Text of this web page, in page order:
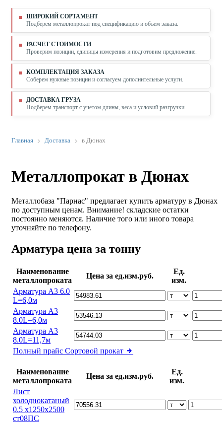
ШИРОКИЙ СОРТАМЕНТ
Подберем металлопрокат под спецификацию и объем заказа.
РАСЧЕТ СТОИМОСТИ
Проверим позиции, единицы измерения и подготовим предложение.
КОМПЛЕКТАЦИЯ ЗАКАЗА
Соберем нужные позиции и согласуем дополнительные услуги.
ДОСТАВКА ГРУЗА
Подберем транспорт с учетом длины, веса и условий разгрузки.
Главная Доставка в Дюнах
Металлопрокат в Дюнах
Металлобаза "Парнас" предлагает купить арматуру в Дюнах
по доступным ценам. Внимание! складские остатки
постоянно меняются. Наличие того или иного товара
уточняйте по телефону.
Арматура цена за тонну
Наименование
металлопроката
Цена за ед.изм.руб.
Ед.
изм.
Арматура А3 6.0
L=6,0м
Арматура А3
8.0L=6,0м
Арматура А3
8.0L=11,7м
Полный прайс Сортовой прокат
Наименование
металлопроката
Цена за ед.изм.руб.
Ед.
изм.
Лист
холоднокатаный
0.5 х1250х2500
ст08ПС